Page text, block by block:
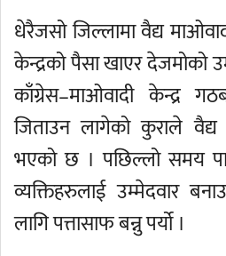
धेरैजसो जिल्लामा वैद्य
केन्द्रको पैसा खाएर देजमोको
काँग्रेस–माओवादी केन्द्र
जिताउन लागेको कुराले वैद्य
भएको छ । पछिल्लो समय
व्यक्तिहरुलाई उम्मेदवार
लागि पत्तासाफ बन्नु पर्यो ।